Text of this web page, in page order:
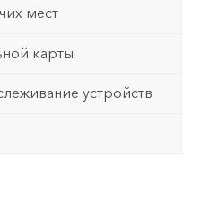
мест
карты
устройств